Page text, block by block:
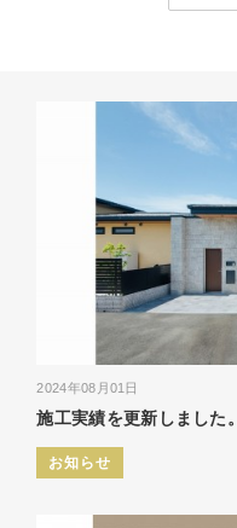
2024年08月01日
施工実績を更新しました。
お知らせ